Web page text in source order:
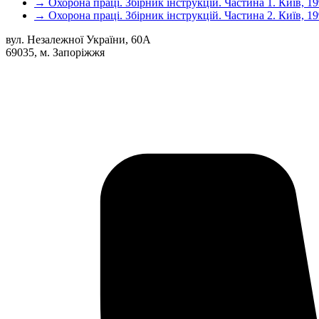
→ Охорона праці. Збірник інструкцій. Частина 2. Київ,
вул. Незалежної України, 60А
69035, м. Запоріжжя